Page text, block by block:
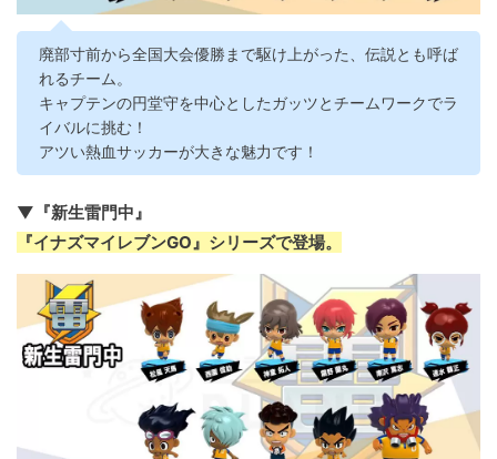
廃部寸前から全国大会優勝まで駆け上がった、伝説とも呼ば
れるチーム。
キャプテンの円堂守を中心としたガッツとチームワークでラ
イバルに挑む！
アツい熱血サッカーが大きな魅力です！
▼『新生雷門中』
『イナズマイレブンGO』シリーズで登場。